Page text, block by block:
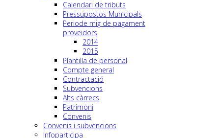
Calendari de tributs
Pressupostos Municipals
Periode mig de pagament
proveidors
2014
2015
Plantilla de personal
Compte general
Contractació
Subvencions
Alts càrrecs
Patrimoni
Convenis
Convenis i subvencions
Infoparticipa